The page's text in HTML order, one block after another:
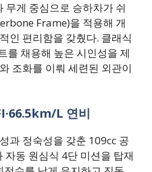
게 중심으로 승하차가 쉬
Frame)을 적용해 개
인 편리함을 갖췄다. 클래식
를 채용해 높은 시인성을 제
조화를 이뤄 세련된 외관이
L 연비
과 정숙성을 갖춘 109cc 공
자동 원심식 4단 미션을 탑재